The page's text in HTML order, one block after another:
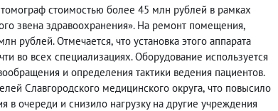
стоимостью более 45 млн рублей в рамках
звена здравоохранения». На ремонт помещения,
рублей. Отмечается, что установка этого аппарата
во всех специализациях. Оборудование используется
и определения тактики ведения пациентов.
Славгородского медицинского округа, что повысило
очереди и снизило нагрузку на другие учреждения